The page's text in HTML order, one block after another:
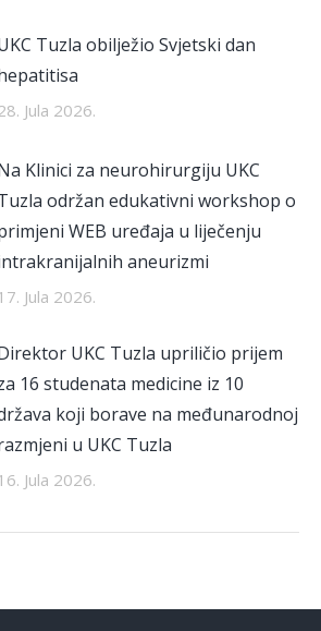
Tuzla obilježio Svjetski dan
Jula 2026.
Klinici za neurohirurgiju UKC
održan edukativni workshop o
WEB uređaja u liječenju
aneurizmi
Jula 2026.
UKC Tuzla upriličio prijem
16 studenata medicine iz 10
koji borave na međunarodnoj
u UKC Tuzla
Jula 2026.